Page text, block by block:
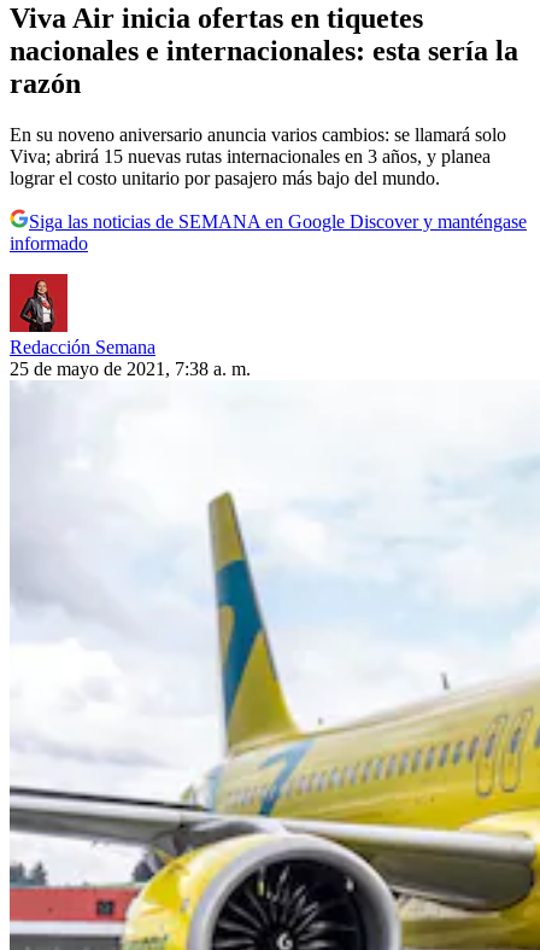
Viva Air inicia ofertas en tiquetes
nacionales e internacionales: esta sería la
razón
En su noveno aniversario anuncia varios cambios: se llamará solo
Viva; abrirá 15 nuevas rutas internacionales en 3 años, y planea
lograr el costo unitario por pasajero más bajo del mundo.
Siga las noticias de SEMANA en Google Discover y manténgase
informado
Redacción Semana
25 de mayo de 2021, 7:38 a. m.